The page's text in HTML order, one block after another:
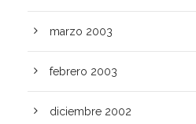
marzo 2003
febrero 2003
diciembre 2002